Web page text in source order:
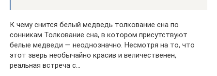
К чему снится белый медведь толкование сна по
сонникам Толкование сна, в котором присутствуют
белые медведи — неоднозначно. Несмотря на то, что
этот зверь необычайно красив и величественен,
реальная встреча с…